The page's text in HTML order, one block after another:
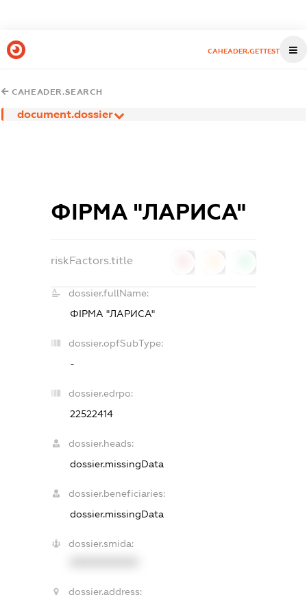
CAHEADER.GETTEST
CAHEADER.SEARCH
document.dossier
ФІРМА "ЛАРИСА"
riskFactors.title
dossier.fullName:
ФІРМА "ЛАРИСА"
dossier.opfSubType:
-
dossier.edrpo:
22522414
dossier.heads:
dossier.missingData
dossier.beneficiaries:
dossier.missingData
dossier.smida:
dossier.address: